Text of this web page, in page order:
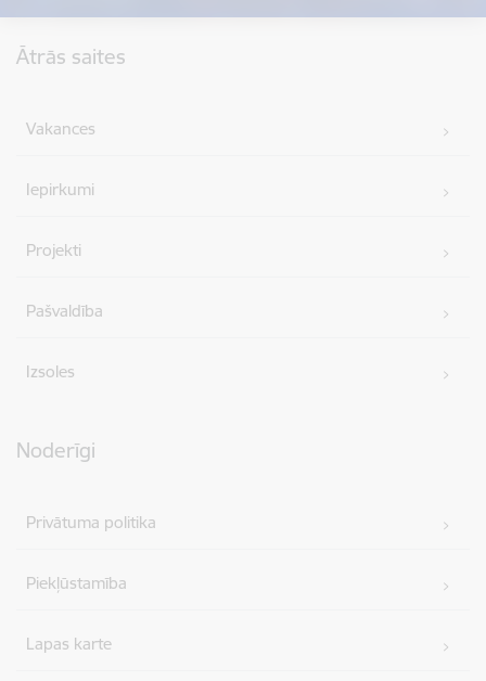
Ātrās saites
Vakances
Iepirkumi
Projekti
Pašvaldība
Izsoles
Noderīgi
Privātuma politika
Piekļūstamība
Lapas karte